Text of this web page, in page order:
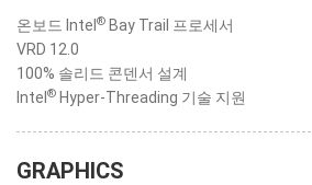
온보드 Intel ® Bay Trail 프로세서
VRD 12.0
100% 솔리드 콘덴서 설계
Intel ® Hyper-Threading 기술 지원
GRAPHICS